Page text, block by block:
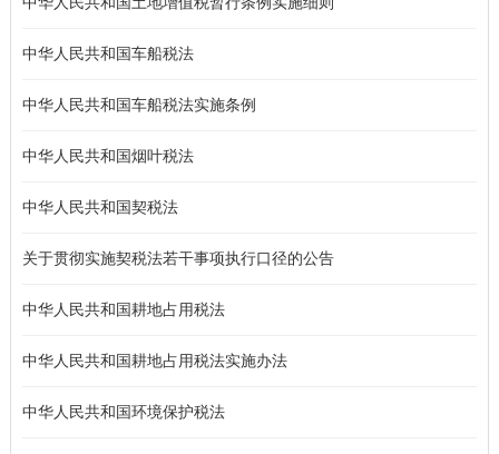
中华人民共和国车船税法
中华人民共和国车船税法实施条例
中华人民共和国烟叶税法
中华人民共和国契税法
关于贯彻实施契税法若干事项执行口径的公告
中华人民共和国耕地占用税法
中华人民共和国耕地占用税法实施办法
中华人民共和国环境保护税法